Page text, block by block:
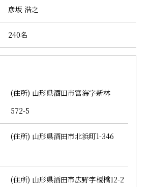
彦坂 浩之
240名
(住所) 山形県酒田市宮海字新林
572-5
(住所) 山形県酒田市北浜町1-346
(住所) 山形県酒田市広野字榎橋12-2